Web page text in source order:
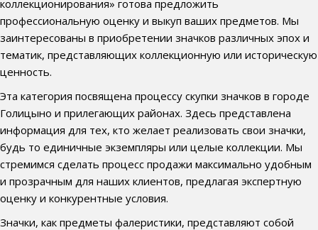
коллекционирования» готова предложить
профессиональную оценку и выкуп ваших предметов. Мы
заинтересованы в приобретении значков различных эпох и
тематик, представляющих коллекционную или историческую
ценность.
Эта категория посвящена процессу скупки значков в городе
Голицыно и прилегающих районах. Здесь представлена
информация для тех, кто желает реализовать свои значки,
будь то единичные экземпляры или целые коллекции. Мы
стремимся сделать процесс продажи максимально удобным
и прозрачным для наших клиентов, предлагая экспертную
оценку и конкурентные условия.
Значки, как предметы фалеристики, представляют собой